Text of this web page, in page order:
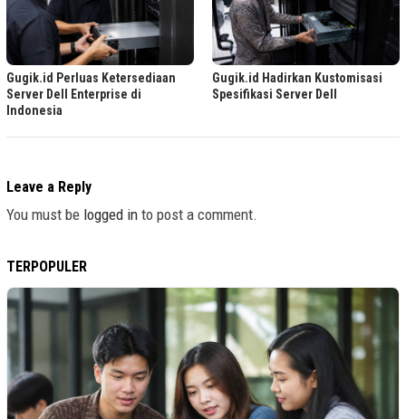
Gugik.id Perluas Ketersediaan
Server Dell Enterprise di
Indonesia
Gugik.id Hadirkan Kustomisasi
Spesifikasi Server Dell
Leave a Reply
You must be logged in to post a comment.
TERPOPULER